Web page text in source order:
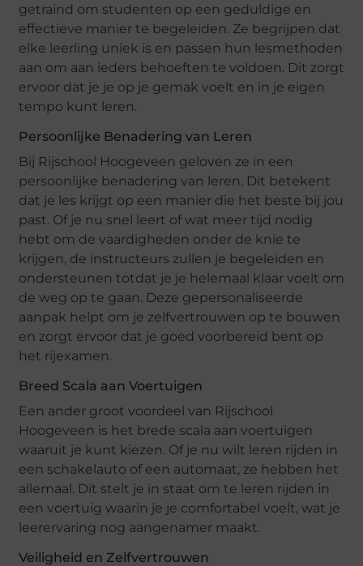
getraind om studenten op een geduldige en
effectieve manier te begeleiden. Ze begrijpen dat
elke leerling uniek is en passen hun lesmethoden
aan om aan ieders behoeften te voldoen. Dit zorgt
ervoor dat je je op je gemak voelt en in je eigen
tempo kunt leren.
Persoonlijke Benadering van Leren
Bij Rijschool Hoogeveen geloven ze in een
persoonlijke benadering van leren. Dit betekent
dat je les krijgt op een manier die het beste bij jou
past. Of je nu snel leert of wat meer tijd nodig
hebt om de vaardigheden onder de knie te
krijgen, de instructeurs zullen je begeleiden en
ondersteunen totdat je je helemaal klaar voelt om
de weg op te gaan. Deze gepersonaliseerde
aanpak helpt om je zelfvertrouwen op te bouwen
en zorgt ervoor dat je goed voorbereid bent op
het rijexamen.
Breed Scala aan Voertuigen
Een ander groot voordeel van Rijschool
Hoogeveen is het brede scala aan voertuigen
waaruit je kunt kiezen. Of je nu wilt leren rijden in
een schakelauto of een automaat, ze hebben het
allemaal. Dit stelt je in staat om te leren rijden in
een voertuig waarin je je comfortabel voelt, wat je
leerervaring nog aangenamer maakt.
Veiligheid en Zelfvertrouwen